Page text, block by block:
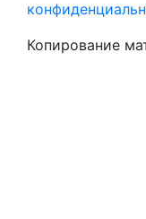
Копирование